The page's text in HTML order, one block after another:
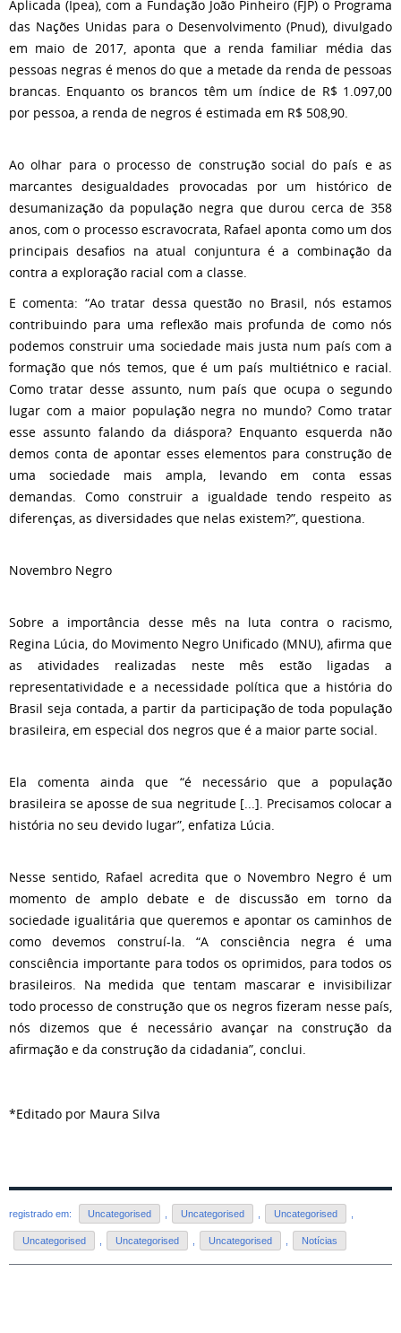
Aplicada (Ipea), com a Fundação João Pinheiro (FJP) o Programa
das Nações Unidas para o Desenvolvimento (Pnud), divulgado
em maio de 2017, aponta que a renda familiar média das
pessoas negras é menos do que a metade da renda de pessoas
brancas. Enquanto os brancos têm um índice de R$ 1.097,00
por pessoa, a renda de negros é estimada em R$ 508,90.
Ao olhar para o processo de construção social do país e as
marcantes desigualdades provocadas por um histórico de
desumanização da população negra que durou cerca de 358
anos, com o processo escravocrata, Rafael aponta como um dos
principais desafios na atual conjuntura é a combinação da
contra a exploração racial com a classe.
E comenta: “Ao tratar dessa questão no Brasil, nós estamos
contribuindo para uma reflexão mais profunda de como nós
podemos construir uma sociedade mais justa num país com a
formação que nós temos, que é um país multiétnico e racial.
Como tratar desse assunto, num país que ocupa o segundo
lugar com a maior população negra no mundo? Como tratar
esse assunto falando da diáspora? Enquanto esquerda não
demos conta de apontar esses elementos para construção de
uma sociedade mais ampla, levando em conta essas
demandas. Como construir a igualdade tendo respeito as
diferenças, as diversidades que nelas existem?”, questiona.
Novembro Negro
Sobre a importância desse mês na luta contra o racismo,
Regina Lúcia, do Movimento Negro Unificado (MNU), afirma que
as atividades realizadas neste mês estão ligadas a
representatividade e a necessidade política que a história do
Brasil seja contada, a partir da participação de toda população
brasileira, em especial dos negros que é a maior parte social.
Ela comenta ainda que “é necessário que a população
brasileira se aposse de sua negritude [...]. Precisamos colocar a
história no seu devido lugar”, enfatiza Lúcia.
Nesse sentido, Rafael acredita que o Novembro Negro é um
momento de amplo debate e de discussão em torno da
sociedade igualitária que queremos e apontar os caminhos de
como devemos construí-la. “A consciência negra é uma
consciência importante para todos os oprimidos, para todos os
brasileiros. Na medida que tentam mascarar e invisibilizar
todo processo de construção que os negros fizeram nesse país,
nós dizemos que é necessário avançar na construção da
afirmação e da construção da cidadania”, conclui.
*Editado por Maura Silva
registrado em: Uncategorised Uncategorised Uncategorised
Uncategorised Uncategorised Uncategorised Notícias